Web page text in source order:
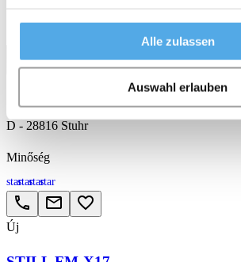
Alle zulassen
Auswahl erlauben
D - 28816 Stuhr
Minőség
starstarstarstar
call email favorite_border
Új